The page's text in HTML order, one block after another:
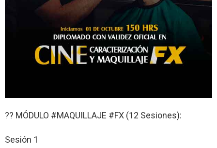
?? MÓDULO #MAQUILLAJE #FX (12 Sesiones):
Sesión 1